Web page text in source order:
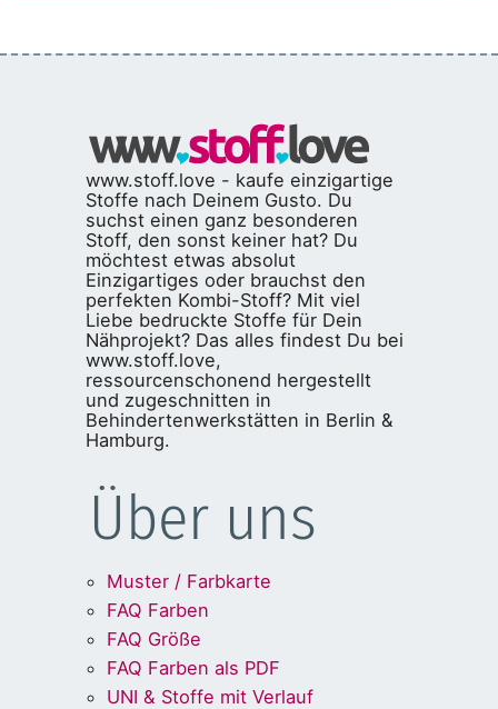
www.stoff.love - kaufe einzigartige
Stoffe nach Deinem Gusto. Du
suchst einen ganz besonderen
Stoff, den sonst keiner hat? Du
möchtest etwas absolut
Einzigartiges oder brauchst den
perfekten Kombi-Stoff? Mit viel
Liebe bedruckte Stoffe für Dein
Nähprojekt? Das alles findest Du bei
www.stoff.love,
ressourcenschonend hergestellt
und zugeschnitten in
Behindertenwerkstätten in Berlin &
Hamburg.
Über uns
Muster / Farbkarte
FAQ Farben
FAQ Größe
FAQ Farben als PDF
UNI & Stoffe mit Verlauf